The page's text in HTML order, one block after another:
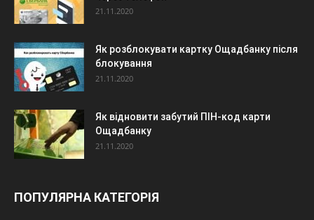
21.11.2020
Як розблокувати картку Ощадбанку після
блокування
21.11.2020
Як відновити забутий ПІН-код карти
Ощадбанку
21.11.2020
ПОПУЛЯРНА КАТЕГОРІЯ